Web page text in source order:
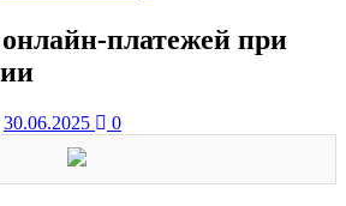
платежей при
30.06.2025 0